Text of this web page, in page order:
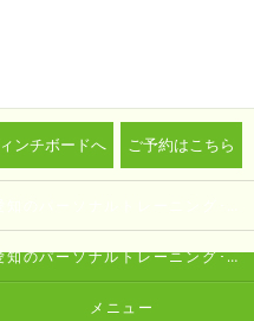
ンチボードへ ご予約はこちら
愛知のパーソナルトレーニング･生涯動ける体研究所 Oneのお客様の声
メニュー